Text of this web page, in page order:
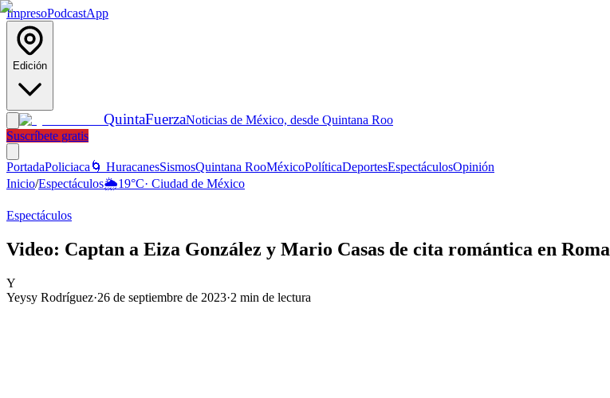
ImpresoPodcastApp
Edición
QuintaFuerzaNoticias de México, desde Quintana Roo
Suscríbete gratis
PortadaPoliciaca 🌀 HuracanesSismosQuintana RooMéxicoPolíticaDeportesEspectáculosOpinión
Inicio/Espectáculos🌦️19°C· Ciudad de México
Espectáculos
Video: Captan a Eiza González y Mario Casas de cita romántica en Roma
Y
Yeysy Rodríguez·26 de septiembre de 2023·2 min de lectura